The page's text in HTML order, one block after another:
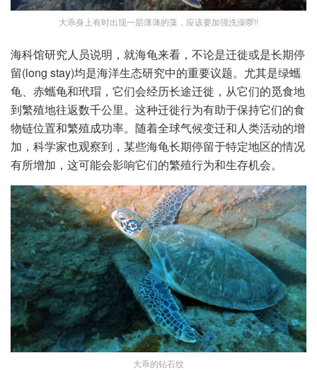
大乖身上有时出现一层薄薄的藻，应该要加强洗澡啰!!
海科馆研究人员说明，就海龟来看，不论是迁徙或是长期停
留(long stay)均是海洋生态研究中的重要议题。尤其是绿蠵
龟、赤蠵龟和玳瑁，它们会经历长途迁徙，从它们的觅食地
到繁殖地往返数千公里。这种迁徙行为有助于保持它们的食
物链位置和繁殖成功率。随着全球气候变迁和人类活动的增
加，科学家也观察到，某些海龟长期停留于特定地区的情况
有所增加，这可能会影响它们的繁殖行为和生存机会。
大乖的钻石纹